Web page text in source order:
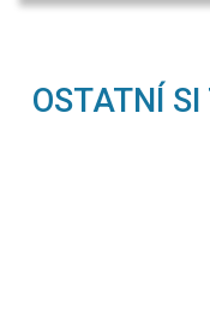
OSTATNÍ